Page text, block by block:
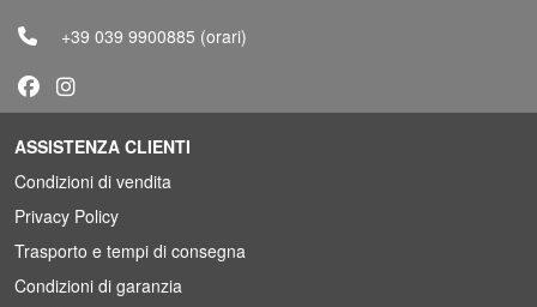
+39 039 9900885 (orari)
ASSISTENZA CLIENTI
Condizioni di vendita
Privacy Policy
Trasporto e tempi di consegna
Condizioni di garanzia